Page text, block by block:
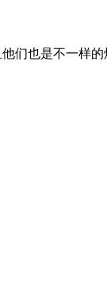
们也是不一样